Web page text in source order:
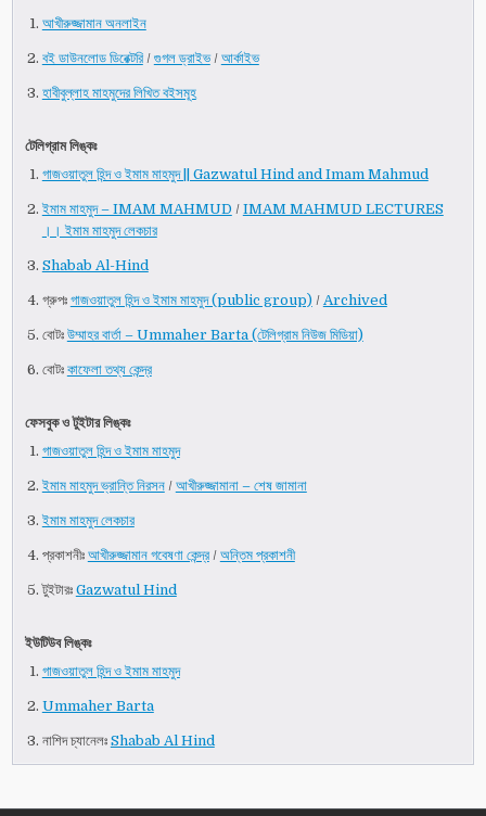
আখীরুজ্জামান অনলাইন
বই ডাউনলোড ডিরেক্টরি/ গুগল ড্রাইভ/ আর্কাইভ
হাবীবুল্লাহ মাহমুদের লিখিত বইসমূহ
টেলিগ্রাম লিঙ্কঃ
গাজওয়াতুল হিন্দ ও ইমাম মাহমুদ || Gazwatul Hind and Imam Mahmud
ইমাম মাহমুদ – IMAM MAHMUD / IMAM MAHMUD LECTURES
।। ইমাম মাহমুদ লেকচার
Shabab Al-Hind
গ্রুপঃ গাজওয়াতুল হিন্দ ও ইমাম মাহমুদ (public group) / Archived
বোটঃ উম্মাহর বার্তা – Ummaher Barta (টেলিগ্রাম নিউজ মিডিয়া)
বোটঃ কাফেলা তথ্য কেন্দ্র
ফেসবুক ও টুইটার লিঙ্কঃ
গাজওয়াতুল হিন্দ ও ইমাম মাহমুদ
ইমাম মাহমুদ ভ্রান্তি নিরসন/ আখীরুজ্জামানা – শেষ জামানা
ইমাম মাহমুদ লেকচার
প্রকাশনীঃ আখীরুজ্জামান গবেষণা কেন্দ্র/ অন্তিম প্রকাশনী
টুইটারঃ Gazwatul Hind
ইউটিউব লিঙ্কঃ
গাজওয়াতুল হিন্দ ও ইমাম মাহমুদ
Ummaher Barta
নাশিদ চ্যানেলঃ Shabab Al Hind